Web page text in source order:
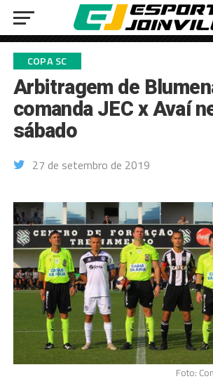
COPA SC
Arbitragem de
comanda JEC x Avaí
sábado
27 de setembro de 2019
Foto: